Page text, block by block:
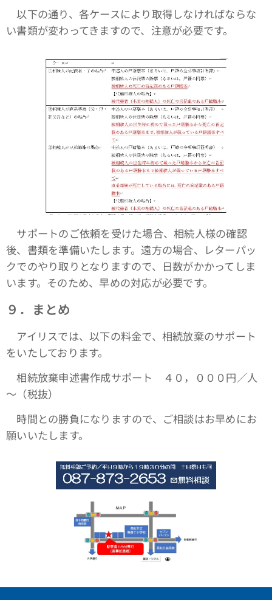
以下の通り、各ケースにより取得しなければならな
い書類が変わってきますので、注意が必要です。
サポートのご依頼を受けた場合、相続人様の確認
後、書類を準備いたします。遠方の場合、レターパッ
クでのやり取りとなりますので、日数がかかってしま
います。そのため、早めの対応が必要です。
９．まとめ
アイリスでは、以下の料金で、相続放棄のサポート
をいたしております。
相続放棄申述書作成サポート ４０，０００円／人
～（税抜）
時間との勝負になりますので、ご相談はお早めにお
願いいたします。